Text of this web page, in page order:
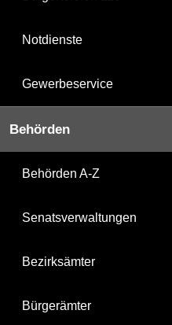
Notdienste
Gewerbeservice
Behörden
Behörden A-Z
Senatsverwaltungen
Bezirksämter
Bürgerämter